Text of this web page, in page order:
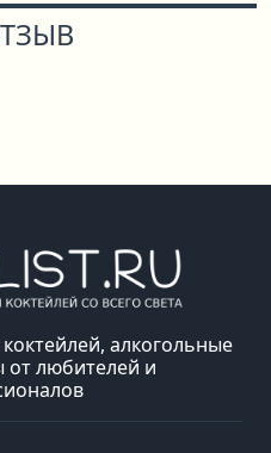
алкогольные
от любителей и